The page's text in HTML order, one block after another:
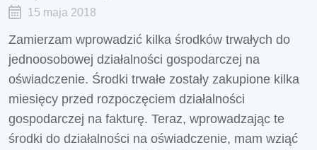
15 maja 2018
Zamierzam wprowadzić kilka środków trwałych do
jednoosobowej działalności gospodarczej na
oświadczenie. Środki trwałe zostały zakupione kilka
miesięcy przed rozpoczęciem działalności
gospodarczej na fakturę. Teraz, wprowadzając te
środki do działalności na oświadczenie, mam wziąć